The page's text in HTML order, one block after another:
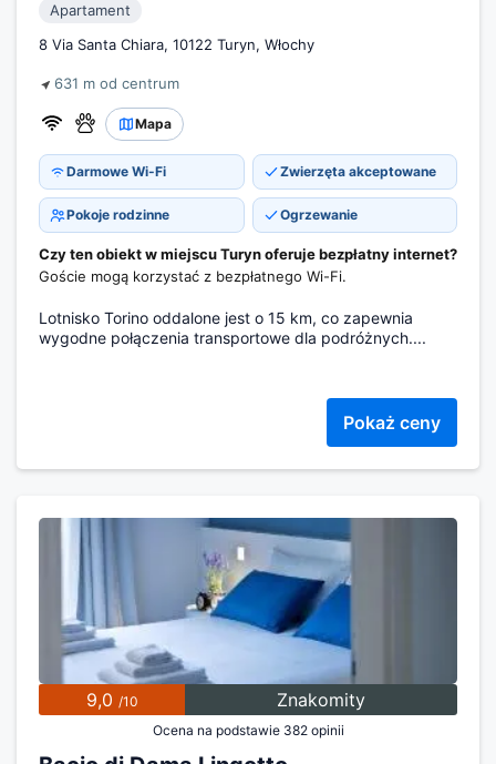
Apartament
8 Via Santa Chiara, 10122 Turyn, Włochy
631 m od centrum
Mapa
Darmowe Wi-Fi Zwierzęta akceptowane
Pokoje rodzinne Ogrzewanie
Czy ten obiekt w miejscu Turyn oferuje bezpłatny internet?
Goście mogą korzystać z bezpłatnego Wi-Fi.
Lotnisko Torino oddalone jest o 15 km, co zapewnia
wygodne połączenia transportowe dla podróżnych....
Pokaż ceny
9,0 /10 Znakomity
Ocena na podstawie 382 opinii